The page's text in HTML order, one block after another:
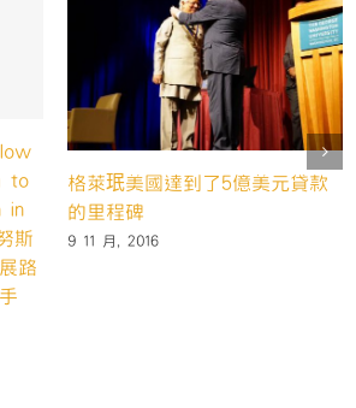
格萊珉電信信託慶祝超過3000
位新企業家的誕生
20 10 月, 2016
獲
23